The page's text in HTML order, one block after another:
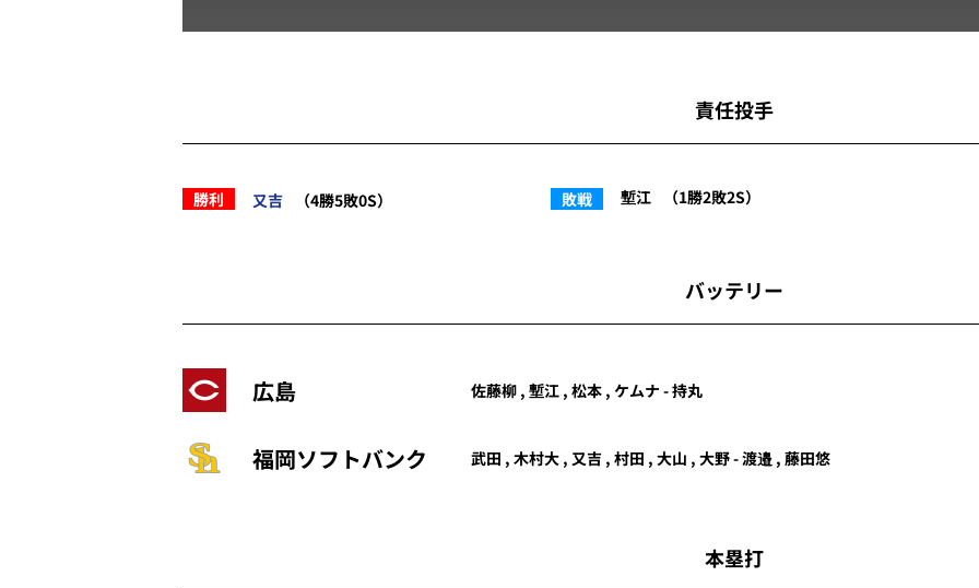
責任投手
勝利 又吉 （4勝5敗0S） 敗戦 塹江 （1勝2敗2S）
バッテリー
広島 佐藤柳 , 塹江 , 松本 , ケムナ - 持丸
福岡ソフトバンク 武田 , 木村大 , 又吉 , 村田 , 大山 , 大野-渡邉 , 藤田悠
本塁打